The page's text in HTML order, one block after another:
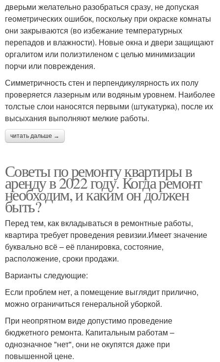
дверьми желательно разобраться сразу, не допуская
геометрических ошибок, поскольку при окраске комнаты
они закрываются (во избежание температурных
перепадов и влажности). Новые окна и двери защищают
оргалитом или полиэтиленом с целью минимизации
порчи или повреждения.
Симметричность стен и перпендикулярность их полу
проверяется лазерным или водяным уровнем. Наиболее
толстые слои наносятся первыми (штукатурка), после их
высыхания выполняют мелкие работы.
читать дальше →
Советы по ремонту квартиры в
аренду в 2022 году. Когда ремонт
необходим, и каким он должен
быть?
Перед тем, как вкладываться в ремонтные работы,
квартира требует проведения ревизии.Имеет значение
буквально всё – её планировка, состояние,
расположение, сроки продажи.
Варианты следующие:
Если проблем нет, а помещение выглядит прилично,
можно ограничиться генеральной уборкой.
При неопрятном виде допустимо проведение
бюджетного ремонта. Капитальным работам –
однозначное "нет", они не окупятся даже при
повышенной цене.